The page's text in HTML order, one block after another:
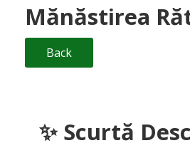
Mănăstirea
Back
✨ Scurtă